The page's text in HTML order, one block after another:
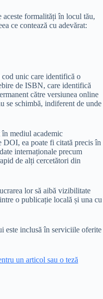
aceste formalități în locul tău,
ce contează cu adevărat:
unic care identifică o
de ISBN, care identifică
către versiunea online
schimbă, indiferent de unde
mediul academic
ea poate fi citată precis în
internaționale precum
de alți cercetători din
lor să aibă vizibilitate
o publicație locală și una cu
este inclusă în serviciile oferite
un articol sau o teză